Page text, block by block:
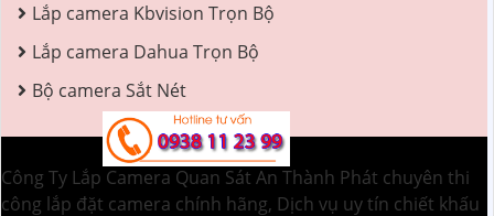
Lắp camera Kbvision Trọn Bộ
Lắp camera Dahua Trọn Bộ
Bộ camera Sắt Nét
Công Ty Lắp Camera Quan Sát An Thành Phát chuyên thi
công lắp đặt camera chính hãng, Dịch vụ uy tín chiết khấu